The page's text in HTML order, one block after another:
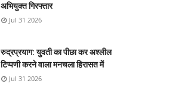
अभियुक्त गिरफ्तार
Jul 31 2026
रुद्रप्रयाग: युवती का पीछा कर अश्लील
टिप्पणी करने वाला मनचला हिरासत में
Jul 31 2026